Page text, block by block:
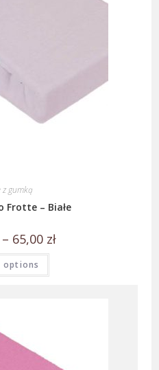
gumką
Frotte – Białe
– 65,00 zł
options